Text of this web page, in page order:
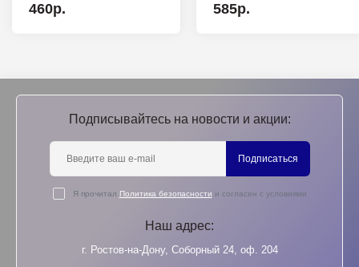
460р. 585р.
Подписывайтесь на новости и акции:
Подписаться
Я прочитал Политика безопасности и согласен с условиями
Наш адрес:
г. Ростов-на-Дону, Соборный 24, оф. 204